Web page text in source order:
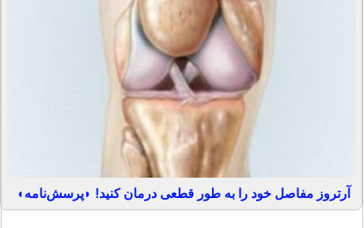
آرتروز مفاصل خود را به طور قطعی درمان کنید! ◗پرسش‌نامه◖